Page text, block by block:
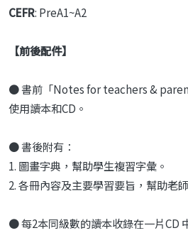
CEFR: PreA1~A2
【前後配件】
● 書前「Notes for teachers &
使用讀本和CD。
● 書後附有：
1. 圖畫字典，幫助學生複習字彙。
2. 各冊內容及主要學習要旨，幫助老
● 每2本同級數的讀本收錄在一片CD